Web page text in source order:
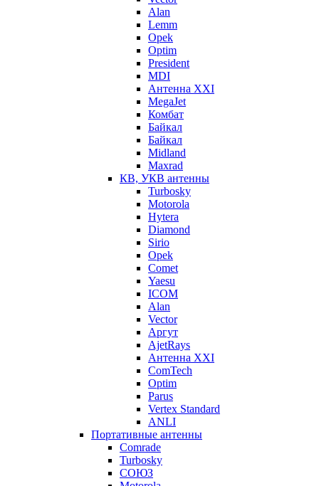
Alan
Lemm
Opek
Optim
President
MDI
Антенна XXI
MegaJet
Комбат
Байкал
Байкал
Midland
Maxrad
КВ, УКВ антенны
Turbosky
Motorola
Hytera
Diamond
Sirio
Opek
Comet
Yaesu
ICOM
Alan
Vector
Аргут
AjetRays
Антенна XXI
ComTech
Optim
Parus
Vertex Standard
ANLI
Портативные антенны
Comrade
Turbosky
СОЮЗ